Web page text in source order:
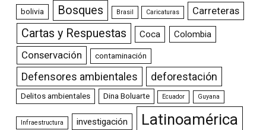
bolivia Bosques Brasil Caricaturas Carreteras
Cartas y Respuestas Coca Colombia
Conservación contaminación
Defensores ambientales deforestación
Delitos ambientales Dina Boluarte Ecuador Guyana
Infraestructura investigación Latinoamérica